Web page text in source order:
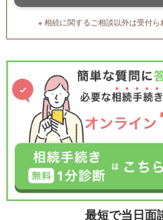
※ 相続に関するご相談以外は受付ら
最短で当日面